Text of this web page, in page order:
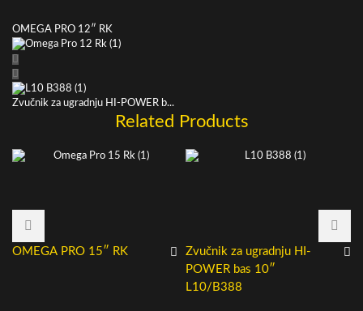
OMEGA PRO 12″ RK
Zvučnik za ugradnju HI-POWER b...
Related Products
OMEGA PRO 15″ RK
Zvučnik za ugradnju HI-
POWER bas 10″
L10/B388